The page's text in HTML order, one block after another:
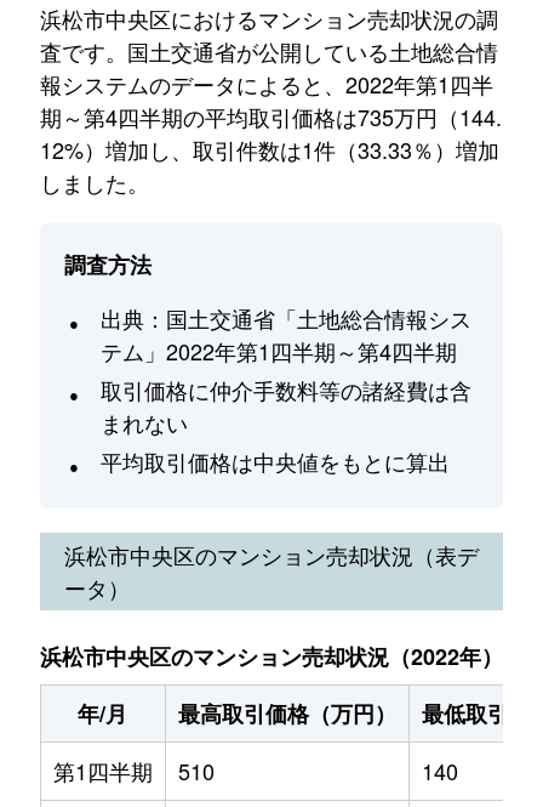
浜松市中央区におけるマンション売却状況の調
査です。国土交通省が公開している土地総合情
報システムのデータによると、2022年第1四半
期～第4四半期の平均取引価格は735万円（144.
12%）増加し、取引件数は1件（33.33％）増加
しました。
調査方法
出典：国土交通省「土地総合情報シス
テム」2022年第1四半期～第4四半期
取引価格に仲介手数料等の諸経費は含
まれない
平均取引価格は中央値をもとに算出
浜松市中央区のマンション売却状況（表デ
ータ）
浜松市中央区のマンション売却状況（2022年）
年/月
最高取引価格（万円）
最低取引価
第1四半期
510 140